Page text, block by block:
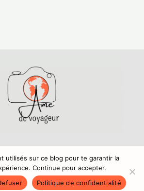
légales,
© 2024 Amedevoyageur.fr
utilisés sur ce blog pour te garantir la
Continue pour accepter.
Politique de confidentialité